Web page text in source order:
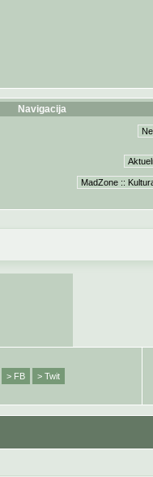
Navigacija
> FB > Twit